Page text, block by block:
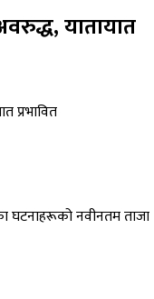
यातायात
घटनाहरूको नवीनतम ताजा